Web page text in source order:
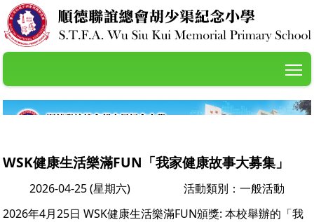
WSK健康生活樂滿FUN「我家健康故事大募集」
2026-04-25 (星期六)
活動類別：一般活動
2026年4月25日 WSK健康生活樂滿FUN頒獎: 本校舉辦的「我